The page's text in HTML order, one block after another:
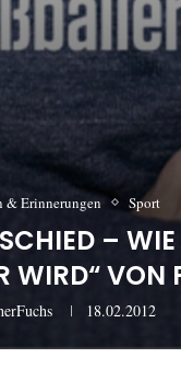
& Erinnerungen Sport
–
WIRD“ VON
18.02.2012